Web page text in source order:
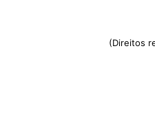
(Direitos